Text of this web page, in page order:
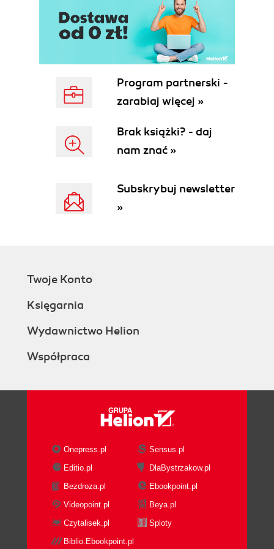
Program partnerski -
zarabiaj więcej »
Brak książki? - daj
nam znać »
Subskrybuj newsletter
»
Twoje Konto
Księgarnia
Wydawnictwo Helion
Współpraca
Onepress.pl
Sensus.pl
Editio.pl
DlaBystrzakow.pl
Bezdroza.pl
Ebookpoint.pl
Videopoint.pl
Beya.pl
Czytalisek.pl
Sploty
Biblio.Ebookpoint.pl